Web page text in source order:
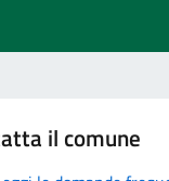
il comune